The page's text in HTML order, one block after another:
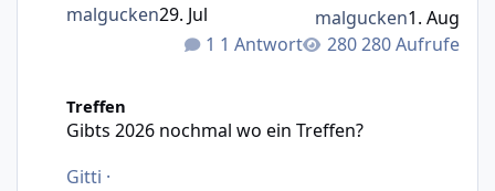
1 Antwort 280 Aufrufe
malgucken29. Jul malgucken1. Aug
Treffen
Gibts 2026 nochmal wo ein Treffen?
Gitti ·